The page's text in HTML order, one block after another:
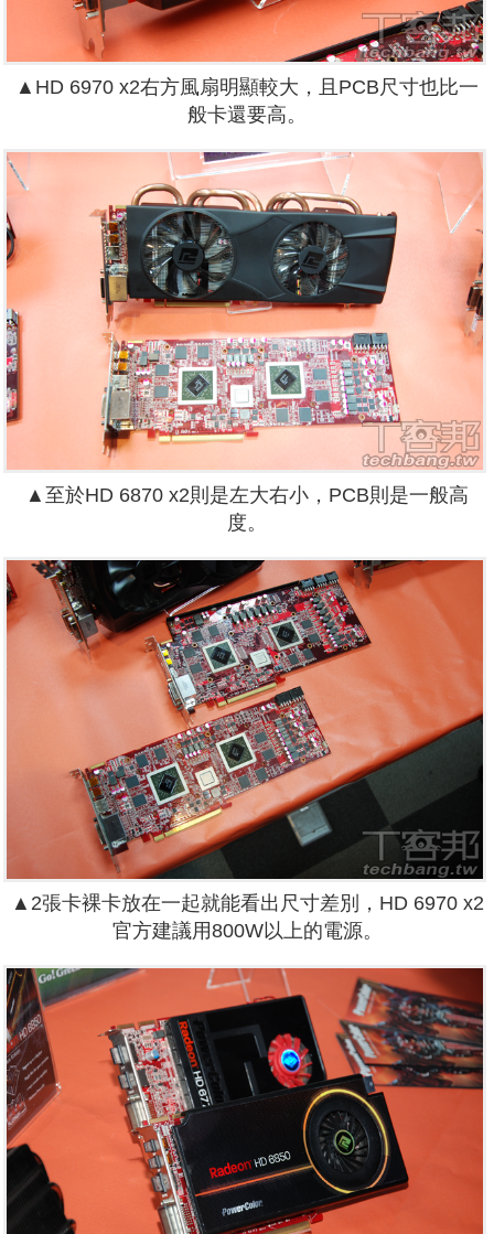
▲HD 6970 x2右方風扇明顯較大，且PCB尺寸也比一
般卡還要高。
▲至於HD 6870 x2則是左大右小，PCB則是一般高
度。
▲2張卡裸卡放在一起就能看出尺寸差別，HD 6970 x2
官方建議用800W以上的電源。